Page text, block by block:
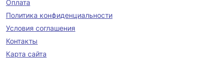
Оплата
Политика конфиденциальности
Условия соглашения
Контакты
Карта сайта